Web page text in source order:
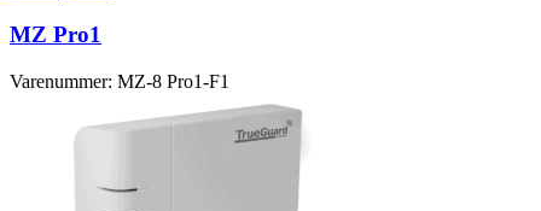
MZ Pro1
Varenummer: MZ-8 Pro1-F1